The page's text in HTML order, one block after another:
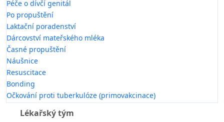
Péče o dívčí genitál
Po propuštění
Laktační poradenství
Dárcovství mateřského mléka
Časné propuštění
Náušnice
Resuscitace
Bonding
Očkování proti tuberkulóze (primovakcinace)
Lékařský tým